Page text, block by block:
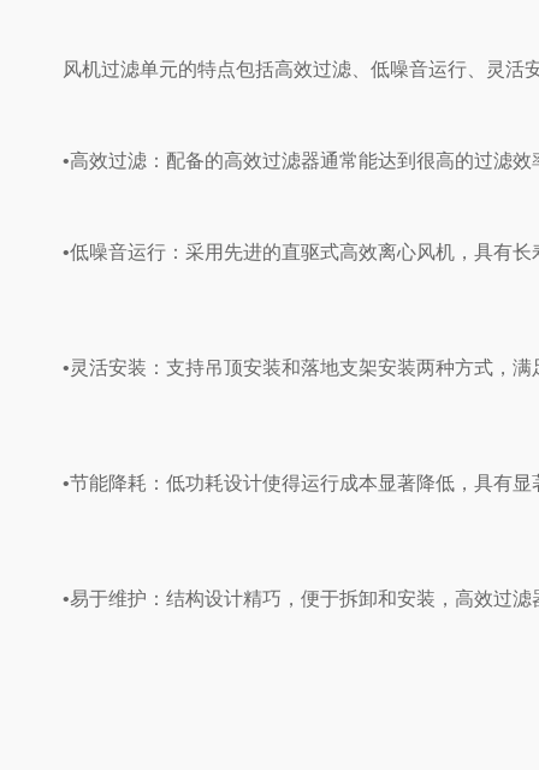
风机过滤单元的特点‌包括高效过滤、低噪音运行、灵活
‌•高效过滤‌：配备的高效过滤器通常能达到很高的过滤效
‌•低噪音运行‌：采用先进的直驱式高效离心风机，具有长
‌•灵活安装‌：支持吊顶安装和落地支架安装两种方式，满
‌•节能降耗‌：低功耗设计使得运行成本显著降低，具有显
‌•易于维护‌：结构设计精巧，便于拆卸和安装，高效过滤